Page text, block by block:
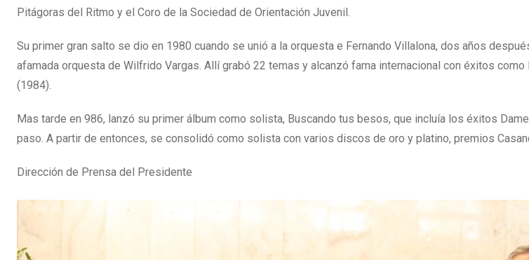
Pitágoras del Ritmo y el Coro de la Sociedad de Orientación Juvenil.
Su primer gran salto se dio en 1980 cuando se unió a la orquesta e Fernando Villalona, dos años
afamada orquesta de Wilfrido Vargas. Allí grabó 22 temas y alcanzó fama internacional con éxitos
(1984).
Mas tarde en 986, lanzó su primer álbum como solista, Buscando tus besos, que incluía los éxitos
paso. A partir de entonces, se consolidó como solista con varios discos de oro y platino, premios
Dirección de Prensa del Presidente